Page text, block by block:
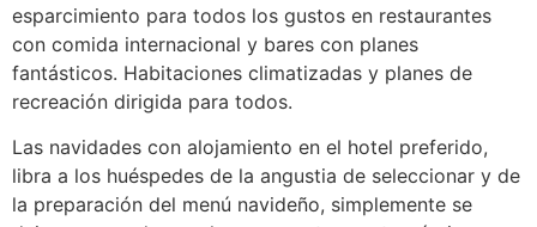
esparcimiento para todos los gustos en restaurantes
con comida internacional y bares con planes
fantásticos. Habitaciones climatizadas y planes de
recreación dirigida para todos.
Las navidades con alojamiento en el hotel preferido,
libra a los huéspedes de la angustia de seleccionar y de
la preparación del menú navideño, simplemente se